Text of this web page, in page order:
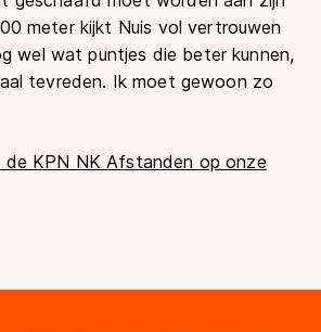
meter kijkt Nuis vol vertrouwen
wel wat puntjes die beter kunnen,
tevreden. Ik moet gewoon zo
de KPN NK Afstanden op onze